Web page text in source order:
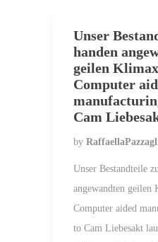
Unser
handen
geilen
Computer
Cam
by
Unser Bestandteile
angewandten geilen
Computer aided
to Cam Liebesakt